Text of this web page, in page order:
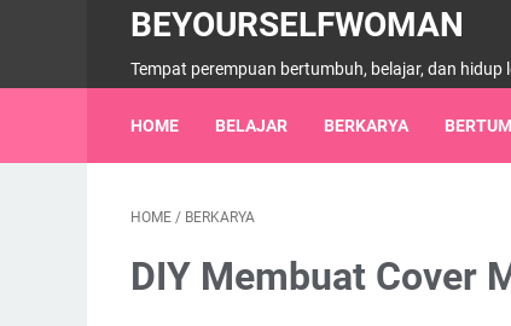
BEYOURSELFWOMAN
Tempat perempuan bertumbuh, belajar, dan hidup
HOME BELAJAR BERKARYA
HOME / BERKARYA
DIY Membuat Cover